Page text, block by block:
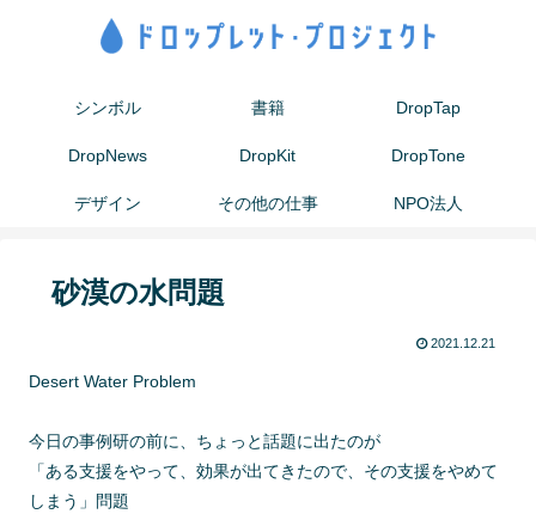
シンボル 書籍 DropTap
DropNews DropKit DropTone
デザイン その他の仕事 NPO法人
砂漠の水問題
2021.12.21
Desert Water Problem
今日の事例研の前に、ちょっと話題に出たのが
「ある支援をやって、効果が出てきたので、その支援をやめて
しまう」問題